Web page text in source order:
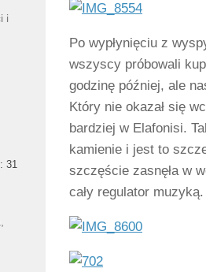
Po wypłynięciu z
wszyscy próbowali
godzinę później, ale
Który nie okazał się
bardziej w Elafonisi.
kamienie i jest to
szczęście zasnęła w
cały regulator muzyką.
i
31